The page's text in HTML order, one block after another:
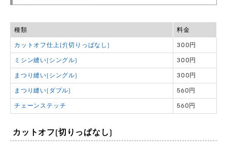
種類 料金
カットオフ仕上げ(切りっぱなし) 300円
ミシン縫い(シングル) 300円
まつり縫い(シングル) 300円
まつり縫い(ダブル) 560円
チェーンステッチ 560円
カットオフ(切りっぱなし)